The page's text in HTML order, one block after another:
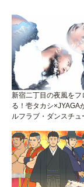
新宿二丁目の夜風をフ
る！壱タカシ×JYAGA
ルフラブ・ダンスチュ